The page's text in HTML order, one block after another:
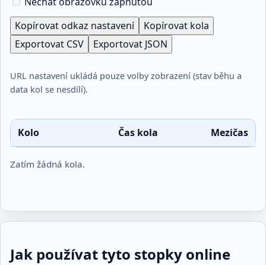
Kopírovat odkaz nastavení
Kopírovat kola
Exportovat CSV
Exportovat JSON
URL nastavení ukládá pouze volby zobrazení (stav běhu a
data kol se nesdílí).
Kolo Čas kola Mezičas
Zatím žádná kola.
Jak používat tyto stopky online